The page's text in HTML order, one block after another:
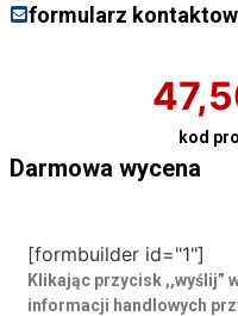
formularz
kod
Darmowa wycena
[formbuilder id="1"]
Klikając przycisk ,,wyślij”
informacji handlowych